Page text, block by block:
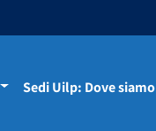
Sedi Uilp: Dove siamo